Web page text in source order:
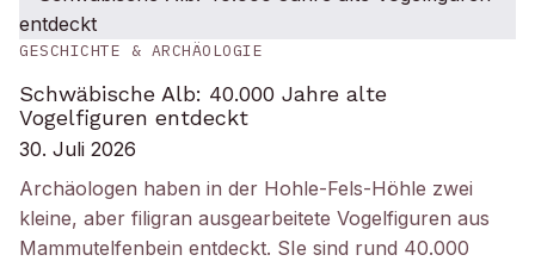
GESCHICHTE & ARCHÄOLOGIE
Schwäbische Alb: 40.000 Jahre alte
Vogelfiguren entdeckt
30. Juli 2026
Archäologen haben in der Hohle-Fels-Höhle zwei
kleine, aber filigran ausgearbeitete Vogelfiguren aus
Mammutelfenbein entdeckt. SIe sind rund 40.000